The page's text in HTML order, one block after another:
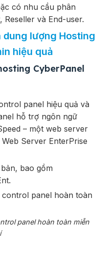
có nhu cầu phân
Reseller và End-user.
dung lượng Hosting
hiệu quả
CyberPanel
panel hiệu quả và
hỗ trợ ngôn ngữ
– một web server
Server EnterPrise
bao gồm
panel hoàn toàn miễn